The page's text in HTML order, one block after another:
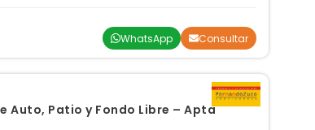
WhatsApp Consultar
Auto, Patio y Fondo Libre – Apta